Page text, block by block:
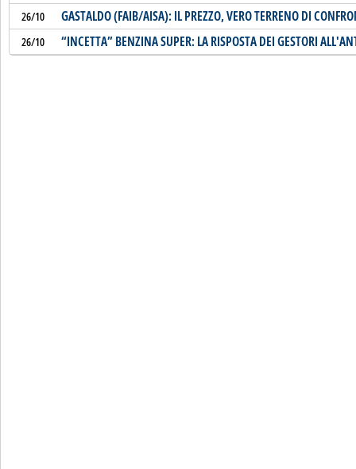
26/10 GASTALDO (FAIB/AISA): IL PREZZO, VERO TERRENO DI
26/10 “INCETTA” BENZINA SUPER: LA RISPOSTA DEI GESTORI